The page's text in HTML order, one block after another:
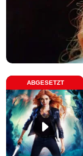
ABGESETZT